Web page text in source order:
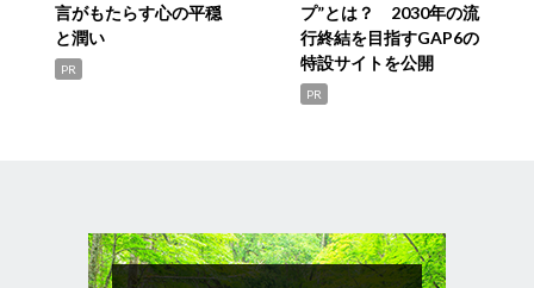
言がもたらす心の平穏
と潤い
PR
プ”とは？ 2030年の流
行終結を目指すGAP6の
特設サイトを公開
PR